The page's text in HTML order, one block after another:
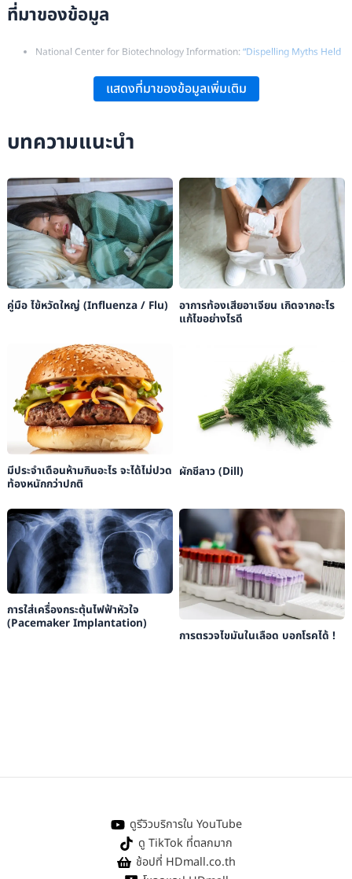
ที่มาของข้อมูล
National Center for Biotechnology Information: “Dispelling Myths Held
Boon, Lim: “Influenza A H1N1 2009 (Swine Flu) and Pregnancy,”
011-0055-2. PMC 3295877. PMID 22851818.
ศ.ดร.พิไลพันธ์ พุธวัฒนะ:
แสดงที่มาของข้อมูลเพิ่มเติม
บทความแนะนำ
คู่มือ ไข้หวัดใหญ่ (Influenza / Flu)
อาการท้องเสียอาเจียน เกิดจากอะไร
แก้ไขอย่างไรดี
มีประจำเดือนห้ามกินอะไร จะได้ไม่ปวด
ท้องหนักกว่าปกติ
ผักชีลาว (Dill)
การใส่เครื่องกระตุ้นไฟฟ้าหัวใจ
(Pacemaker Implantation)
การตรวจไขมันในเลือด บอกโรคได้ !
ดูรีวิวบริการใน YouTube
ดู TikTok ที่ตลกมาก
ช้อปที่ HDmall.co.th